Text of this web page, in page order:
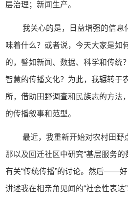
层治理；新闻生产。
我关心的是，日益增强的信息
味着什么？或者说，今天大家是如
的，譬如新闻、数据、科学和传统
智慧的传播文化？为此，我辗转于
所，借助田野调查和民族志的方法
的传播叙事和范型。
最近，我重新开始对农村田野
那以及回迁社区中研究“基层服务的
有关“传统传播”的讨论。然后——好
讲述我在相亲角见闻的“社会性表达